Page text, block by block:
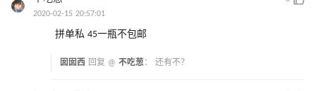
2020-02-15 20:57:01
拼单私 45一瓶不包邮
囡囡西 回复 @ 不吃葱： 还有不？